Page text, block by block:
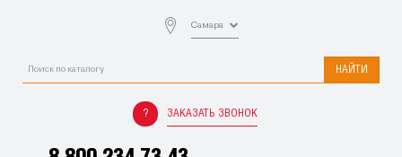
Самара
НАЙТИ
ЗАКАЗАТЬ ЗВОНОК